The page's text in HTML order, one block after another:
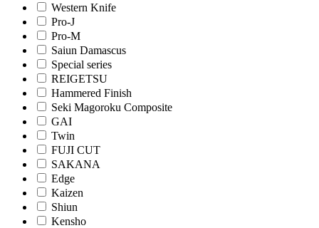
Western Knife
Pro-J
Pro-M
Saiun Damascus
Special series
REIGETSU
Hammered Finish
Seki Magoroku Composite
GAI
Twin
FUJI CUT
SAKANA
Edge
Kaizen
Shiun
Kensho